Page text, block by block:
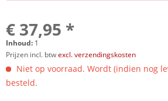
€ 37,95 *
Inhoud: 1
Prijzen incl. btwexcl. verzendingskosten
Niet op voorraad. Wordt (indien nog
besteld.